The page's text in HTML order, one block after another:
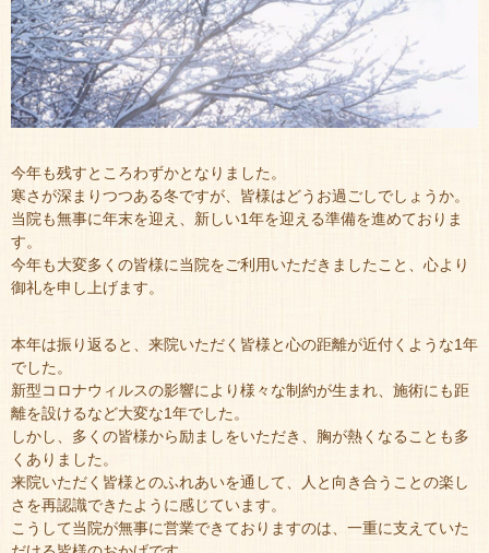
今年も残すところわずかとなりました。
寒さが深まりつつある冬ですが、皆様はどうお過ごしでしょうか。
当院も無事に年末を迎え、新しい1年を迎える準備を進めておりま
す。
今年も大変多くの皆様に当院をご利用いただきましたこと、心より
御礼を申し上げます。
本年は振り返ると、来院いただく皆様と心の距離が近付くような1年
でした。
新型コロナウィルスの影響により様々な制約が生まれ、施術にも距
離を設けるなど大変な1年でした。
しかし、多くの皆様から励ましをいただき、胸が熱くなることも多
くありました。
来院いただく皆様とのふれあいを通して、人と向き合うことの楽し
さを再認識できたように感じています。
こうして当院が無事に営業できておりますのは、一重に支えていた